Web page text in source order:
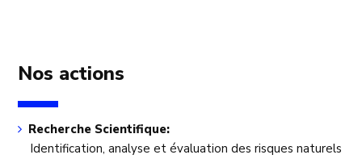
Nos actions
Recherche Scientifique:
Identification, analyse et évaluation des risques naturels